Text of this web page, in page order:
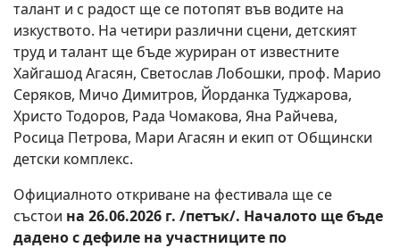
талант и с радост ще се потопят във водите на
изкуството. На четири различни сцени, детският
труд и талант ще бъде журиран от известните
Хайгашод Агасян, Светослав Лобошки, проф. Марио
Серяков, Мичо Димитров, Йорданка Туджарова,
Христо Тодоров, Рада Чомакова, Яна Райчева,
Росица Петрова, Мари Агасян и екип от Общински
детски комплекс.
Официалното откриване на фестивала ще се
състои на 26.06.2026 г. /петък/. Началото ще бъде
дадено с дефиле на участниците по